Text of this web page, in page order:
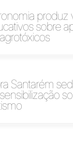
produz
sobre
Santarém